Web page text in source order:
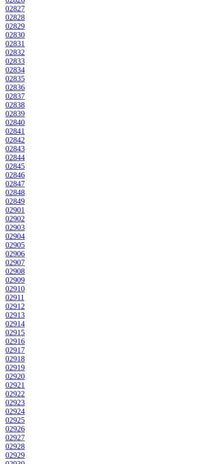
02827
02828
02829
02830
02831
02832
02833
02834
02835
02836
02837
02838
02839
02840
02841
02842
02843
02844
02845
02846
02847
02848
02849
02901
02902
02903
02904
02905
02906
02907
02908
02909
02910
02911
02912
02913
02914
02915
02916
02917
02918
02919
02920
02921
02922
02923
02924
02925
02926
02927
02928
02929